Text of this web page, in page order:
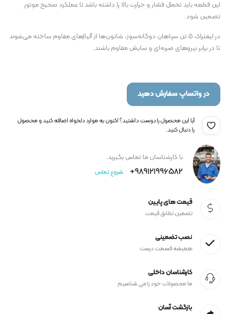
این قطعه باید تحمل فشار و حرارت بالا را داشته باشد تا عملکرد صحیح موتور
تضمین شود.
در لیفتراک 5 تن سپاهان دوگانه‌سوز، شاتون‌ها از آلیاژهای مقاوم ساخته می‌شوند
تا در برابر نیروهای ضربه‌ای و سایش مقاوم باشند.
در واتساپ سفارش دهید
آیا این محصول را دوست داشتید؟ اکنون به موارد دلخواه اضافه کنید و محصول
را دنبال کنید.
با کارشناسان ما تماس بگیرید.
989121996582+ شروع تماس
قیمت های پایین
تضمین تطابق قیمت
نصب تضمینی
همیشه قسمت درست
کارشناسان داخلی
ما محصولات خود را می شناسیم
بازگشت آسان